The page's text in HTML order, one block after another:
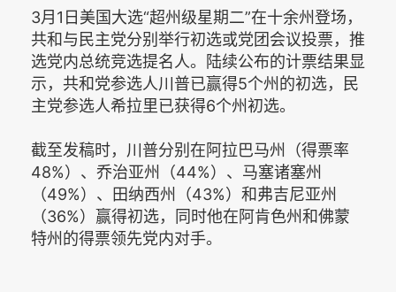
3月1日美国大选“超州级星期二”在十余州登场，
共和与民主党分别举行初选或党团会议投票，推
选党内总统竞选提名人。陆续公布的计票结果显
示，共和党参选人川普已赢得5个州的初选，民
主党参选人希拉里已获得6个州初选。
截至发稿时，川普分别在阿拉巴马州（得票率
48%）、乔治亚州（44%）、马塞诸塞州
（49%）、田纳西州（43%）和弗吉尼亚州
（36%）赢得初选，同时他在阿肯色州和佛蒙
特州的得票领先党内对手。